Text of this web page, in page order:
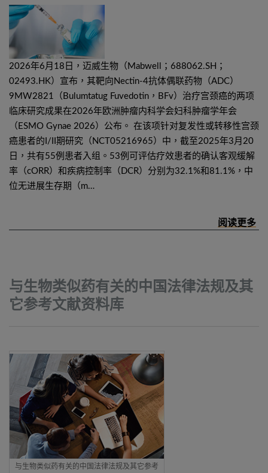
2026年6月18日，迈威生物（Mabwell；688062.SH；
02493.HK）宣布，其靶向Nectin-4抗体偶联药物（ADC）
9MW2821（Bulumtatug Fuvedotin，BFv）治疗宫颈癌的两项
临床研究成果在2026年欧洲肿瘤内科学会妇科肿瘤学年会
（ESMO Gynae 2026）公布。 在该项针对复发性或转移性宫颈
癌患者的I/II期研究（NCT05216965）中，截至2025年3月20
日，共有55例患者入组。53例可评估疗效患者的确认客观缓解
率（cORR）和疾病控制率（DCR）分别为32.1%和81.1%，中
位无进展生存期（m…
与生物类似药有关的中国法律法规及其
它参考文献资料库
与生物类似药有关的中国法律法规及其它参考